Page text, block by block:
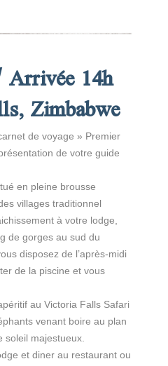
14h
Zimbabwe
de voyage » Premier
de votre guide
en pleine brousse
villages traditionnel
à votre lodge,
de gorges au sud du
disposez de l’après-midi
de la piscine et vous
au Victoria Falls Safari
venant boire au plan
soleil majestueux.
et diner au restaurant ou